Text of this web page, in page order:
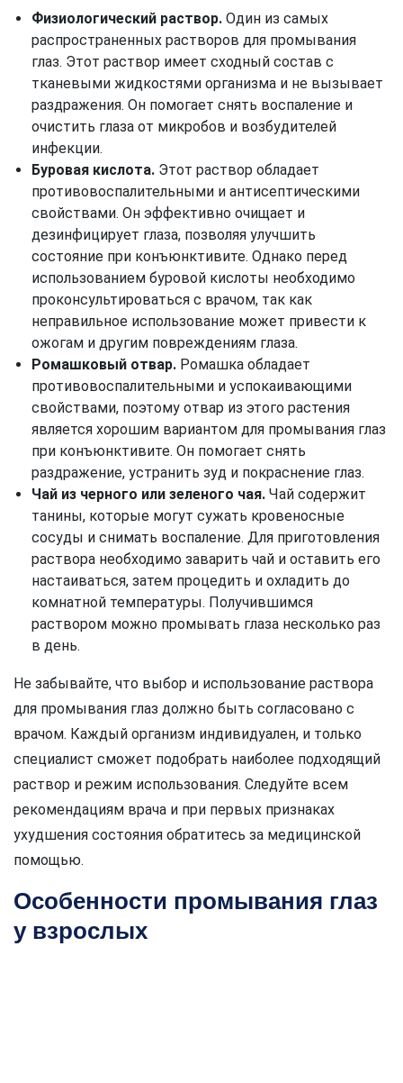
Физиологический раствор. Один из самых
распространенных растворов для промывания
глаз. Этот раствор имеет сходный состав с
тканевыми жидкостями организма и не вызывает
раздражения. Он помогает снять воспаление и
очистить глаза от микробов и возбудителей
инфекции.
Буровая кислота. Этот раствор обладает
противовоспалительными и антисептическими
свойствами. Он эффективно очищает и
дезинфицирует глаза, позволяя улучшить
состояние при конъюнктивите. Однако перед
использованием буровой кислоты необходимо
проконсультироваться с врачом, так как
неправильное использование может привести к
ожогам и другим повреждениям глаза.
Ромашковый отвар. Ромашка обладает
противовоспалительными и успокаивающими
свойствами, поэтому отвар из этого растения
является хорошим вариантом для промывания глаз
при конъюнктивите. Он помогает снять
раздражение, устранить зуд и покраснение глаз.
Чай из черного или зеленого чая. Чай содержит
танины, которые могут сужать кровеносные
сосуды и снимать воспаление. Для приготовления
раствора необходимо заварить чай и оставить его
настаиваться, затем процедить и охладить до
комнатной температуры. Получившимся
раствором можно промывать глаза несколько раз
в день.
Не забывайте, что выбор и использование раствора
для промывания глаз должно быть согласовано с
врачом. Каждый организм индивидуален, и только
специалист сможет подобрать наиболее подходящий
раствор и режим использования. Следуйте всем
рекомендациям врача и при первых признаках
ухудшения состояния обратитесь за медицинской
помощью.
Особенности промывания глаз
у взрослых